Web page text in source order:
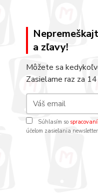
a zľavy!
Môžete sa
Zasielame raz za 14
Súhlasím so
účelom zasielania